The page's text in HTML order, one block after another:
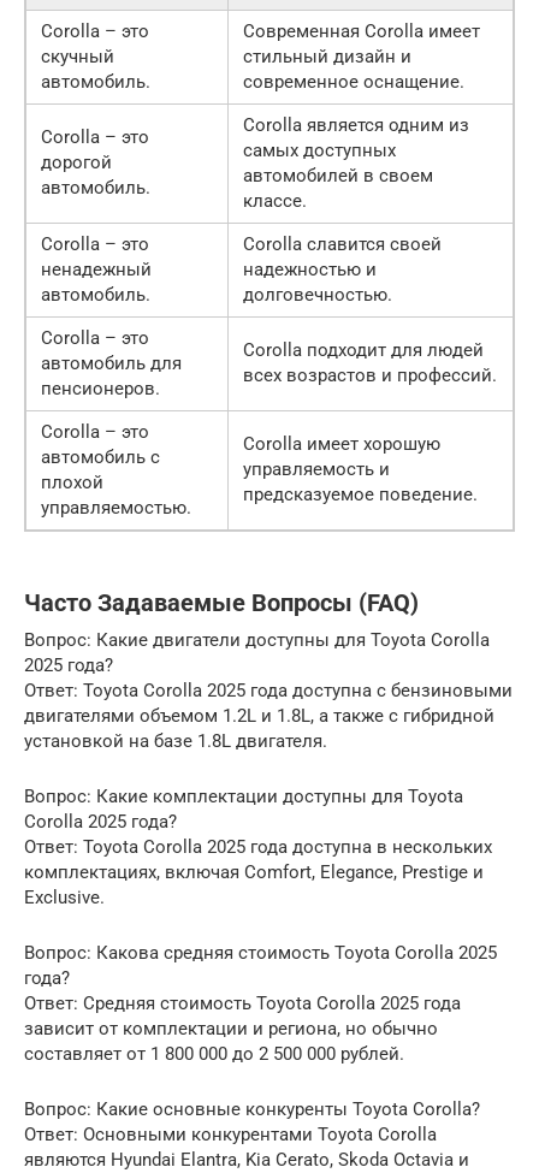
Corolla – это
скучный
автомобиль.
Современная Corolla имеет
стильный дизайн и
современное оснащение.
Corolla – это
дорогой
автомобиль.
Corolla является одним из
самых доступных
автомобилей в своем
классе.
Corolla – это
ненадежный
автомобиль.
Corolla славится своей
надежностью и
долговечностью.
Corolla – это
автомобиль для
пенсионеров.
Corolla подходит для людей
всех возрастов и профессий.
Corolla – это
автомобиль с
плохой
управляемостью.
Corolla имеет хорошую
управляемость и
предсказуемое поведение.
Часто Задаваемые Вопросы (FAQ)
Вопрос: Какие двигатели доступны для Toyota Corolla
2025 года?
Ответ: Toyota Corolla 2025 года доступна с бензиновыми
двигателями объемом 1.2L и 1.8L, а также с гибридной
установкой на базе 1.8L двигателя.
Вопрос: Какие комплектации доступны для Toyota
Corolla 2025 года?
Ответ: Toyota Corolla 2025 года доступна в нескольких
комплектациях, включая Comfort, Elegance, Prestige и
Exclusive.
Вопрос: Какова средняя стоимость Toyota Corolla 2025
года?
Ответ: Средняя стоимость Toyota Corolla 2025 года
зависит от комплектации и региона, но обычно
составляет от 1 800 000 до 2 500 000 рублей.
Вопрос: Какие основные конкуренты Toyota Corolla?
Ответ: Основными конкурентами Toyota Corolla
являются Hyundai Elantra, Kia Cerato, Skoda Octavia и